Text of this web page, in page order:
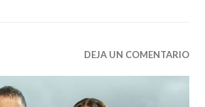
DEJA UN COMENTARIO